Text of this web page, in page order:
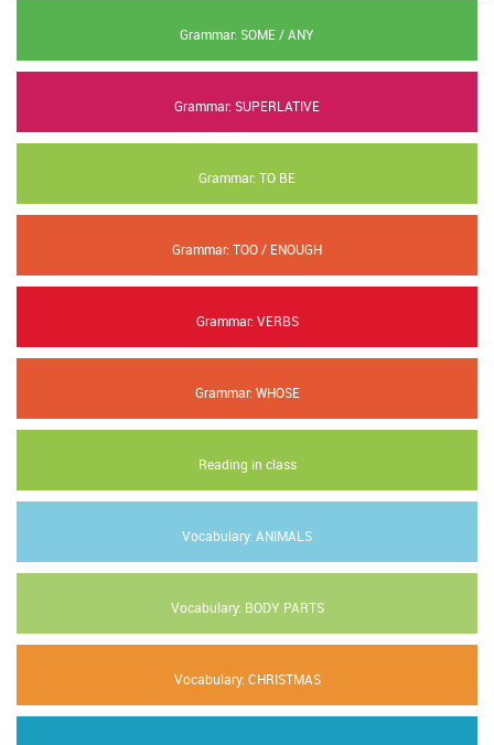
Grammar: SOME / ANY
Grammar: SUPERLATIVE
Grammar: TO BE
Grammar: TOO / ENOUGH
Grammar: VERBS
Grammar: WHOSE
Reading in class
Vocabulary: ANIMALS
Vocabulary: BODY PARTS
Vocabulary: CHRISTMAS